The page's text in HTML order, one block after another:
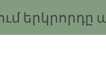
երկրորդը